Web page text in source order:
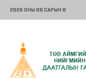
2026 ОНЫ 08 САРЫН 8